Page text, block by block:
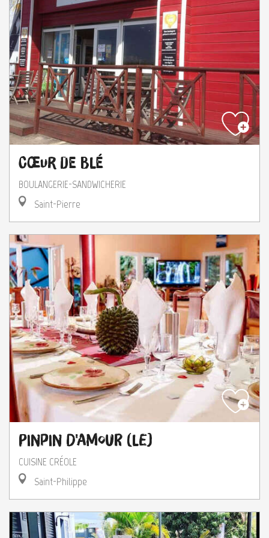
Cœur de Blé
BOULANGERIE-SANDWICHERIE
Saint-Pierre
Pinpin d'Amour (Le)
CUISINE CRÉOLE
Saint-Philippe